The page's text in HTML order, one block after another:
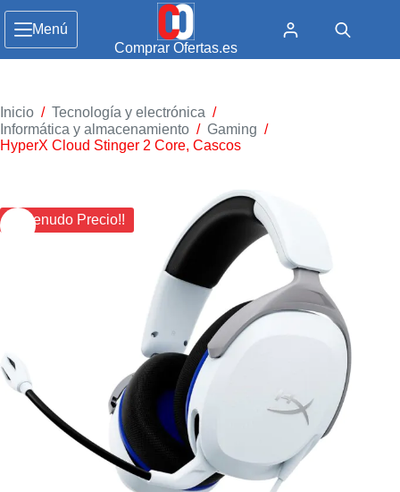
Menú
Comprar Ofertas.es
Inicio / Tecnología y electrónica /
Informática y almacenamiento / Gaming /
HyperX Cloud Stinger 2 Core, Cascos
¡¡ Menudo Precio!!